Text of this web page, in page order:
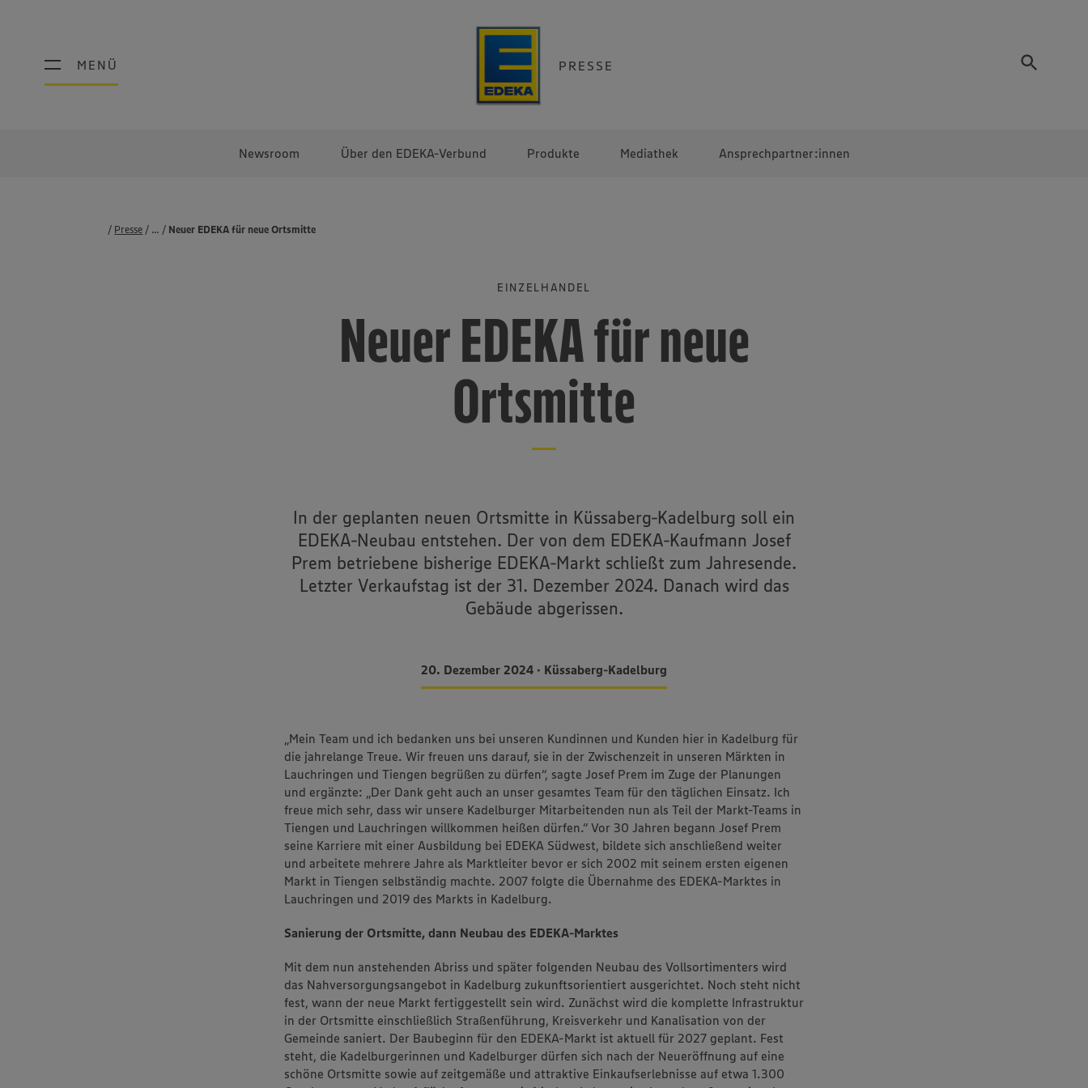
MENÜ PRESSE
MENÜ
Newsroom Über den EDEKA-Verbund Produkte Mediathek Ansprechpartner:innen
Presse Pressemeldungen
Neuer EDEKA für neue Ortsmitte
...
EINZELHANDEL
Neuer EDEKA für neue
Ortsmitte
In der geplanten neuen Ortsmitte in Küssaberg-Kadelburg soll ein
EDEKA-Neubau entstehen. Der von dem EDEKA-Kaufmann Josef
Prem betriebene bisherige EDEKA-Markt schließt zum Jahresende.
Letzter Verkaufstag ist der 31. Dezember 2024. Danach wird das
Gebäude abgerissen.
20. Dezember 2024 • Küssaberg-Kadelburg
„Mein Team und ich bedanken uns bei unseren Kundinnen und Kunden hier in Kadelburg für
die jahrelange Treue. Wir freuen uns darauf, sie in der Zwischenzeit in unseren Märkten in
Lauchringen und Tiengen begrüßen zu dürfen“, sagte Josef Prem im Zuge der Planungen
und ergänzte: „Der Dank geht auch an unser gesamtes Team für den täglichen Einsatz. Ich
freue mich sehr, dass wir unsere Kadelburger Mitarbeitenden nun als Teil der Markt-Teams in
Tiengen und Lauchringen willkommen heißen dürfen.“ Vor 30 Jahren begann Josef Prem
seine Karriere mit einer Ausbildung bei EDEKA Südwest, bildete sich anschließend weiter
und arbeitete mehrere Jahre als Marktleiter bevor er sich 2002 mit seinem ersten eigenen
Markt in Tiengen selbständig machte. 2007 folgte die Übernahme des EDEKA-Marktes in
Lauchringen und 2019 des Markts in Kadelburg.
Sanierung der Ortsmitte, dann Neubau des EDEKA-Marktes
Mit dem nun anstehenden Abriss und später folgenden Neubau des Vollsortimenters wird
das Nahversorgungsangebot in Kadelburg zukunftsorientiert ausgerichtet. Noch steht nicht
fest, wann der neue Markt fertiggestellt sein wird. Zunächst wird die komplette Infrastruktur
in der Ortsmitte einschließlich Straßenführung, Kreisverkehr und Kanalisation von der
Gemeinde saniert. Der Baubeginn für den EDEKA-Markt ist aktuell für 2027 geplant. Fest
steht, die Kadelburgerinnen und Kadelburger dürfen sich nach der Neueröffnung auf eine
schöne Ortsmitte sowie auf zeitgemäße und attraktive Einkaufserlebnisse auf etwa 1.300